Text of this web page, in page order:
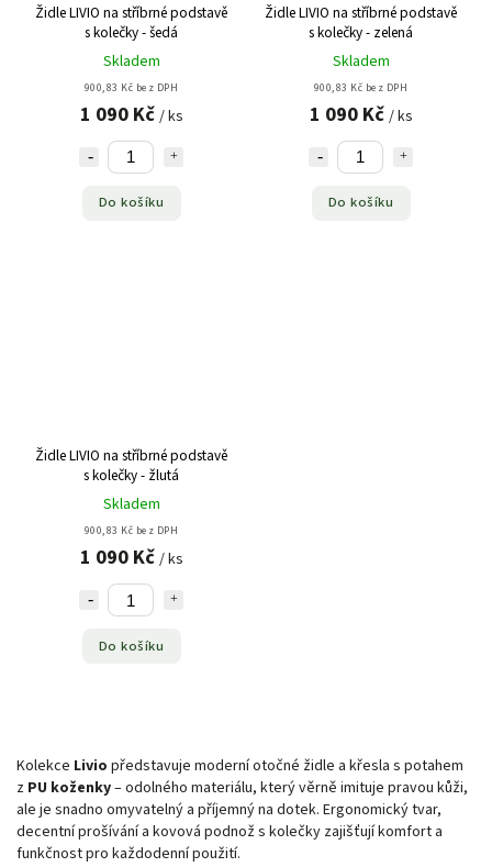
Židle LIVIO na stříbrné podstavě
s kolečky - šedá
Skladem
900,83 Kč bez DPH
1 090 Kč / ks
Do košíku
Židle LIVIO na stříbrné podstavě
s kolečky - zelená
Skladem
900,83 Kč bez DPH
1 090 Kč / ks
Do košíku
Židle LIVIO na stříbrné podstavě
s kolečky - žlutá
Skladem
900,83 Kč bez DPH
1 090 Kč / ks
Do košíku
Kolekce Livio představuje moderní otočné židle a křesla s potahem
z PU koženky– odolného materiálu, který věrně imituje pravou kůži,
ale je snadno omyvatelný a příjemný na dotek. Ergonomický tvar,
decentní prošívání a kovová podnož s kolečky zajišťují komfort a
funkčnost pro každodenní použití.